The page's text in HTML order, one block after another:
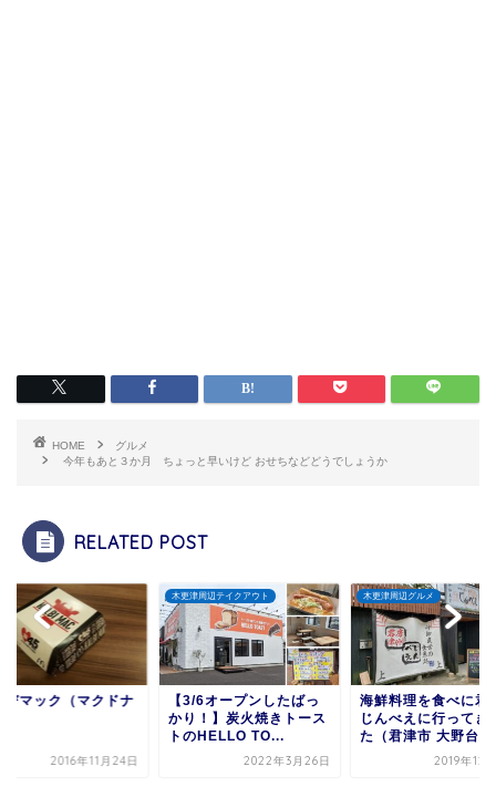
HOME
グルメ
今年もあと３か月 ちょっと早いけど おせちなどどうでしょうか
RELATED POST
木更津周辺テイクアウト
【3/6オープンしたばっ
かり！】炭火焼きトース
2022年3月26日
木更津周辺グルメ
海鮮料理を食べに君津の
じんべえに行ってきまし
た（君津市 大野台）
2019年12月16日
グルメ
菜の花とうふ
腐